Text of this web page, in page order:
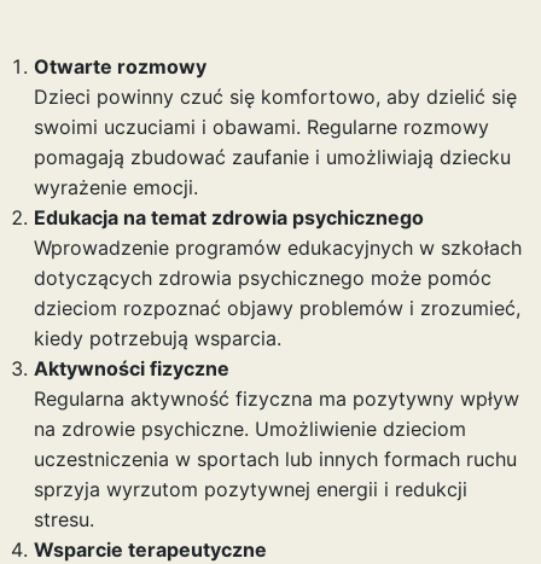
Otwarte rozmowy
Dzieci powinny czuć się komfortowo, aby dzielić się
swoimi uczuciami i obawami. Regularne rozmowy
pomagają zbudować zaufanie i umożliwiają dziecku
wyrażenie emocji.
Edukacja na temat zdrowia psychicznego
Wprowadzenie programów edukacyjnych w szkołach
dotyczących zdrowia psychicznego może pomóc
dzieciom rozpoznać objawy problemów i zrozumieć,
kiedy potrzebują wsparcia.
Aktywności fizyczne
Regularna aktywność fizyczna ma pozytywny wpływ
na zdrowie psychiczne. Umożliwienie dzieciom
uczestniczenia w sportach lub innych formach ruchu
sprzyja wyrzutom pozytywnej energii i redukcji
stresu.
Wsparcie terapeutyczne